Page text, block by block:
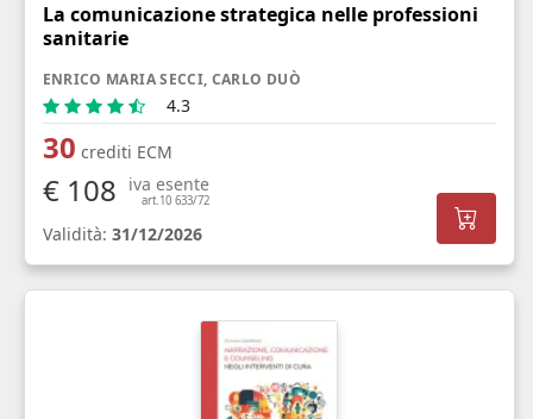
La comunicazione strategica nelle professioni
sanitarie
ENRICO MARIA SECCI, CARLO DUÒ
4.3
30 crediti ECM
€ 108 iva esente
art.10 633/72
Validità: 31/12/2026